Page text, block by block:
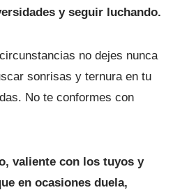
y seguir luchando.
no dejes nunca
sonrisas y ternura en tu
No te conformes con
valiente con los tuyos y
en ocasiones duela,